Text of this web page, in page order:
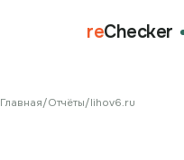
reChecker
Главная/Отчёты/lihov6.ru